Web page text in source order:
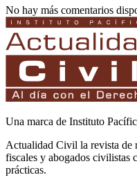
No hay más comentarios
Una marca de Instituto
Actualidad Civil la revista de
fiscales y abogados civilistas
prácticas.